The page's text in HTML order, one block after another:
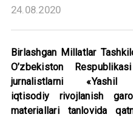
24.08.2020
Birlashgan Millatlar
O’zbekiston
jurnalistlarni
iqtisodiy rivojlanish
materiallari tanlovida